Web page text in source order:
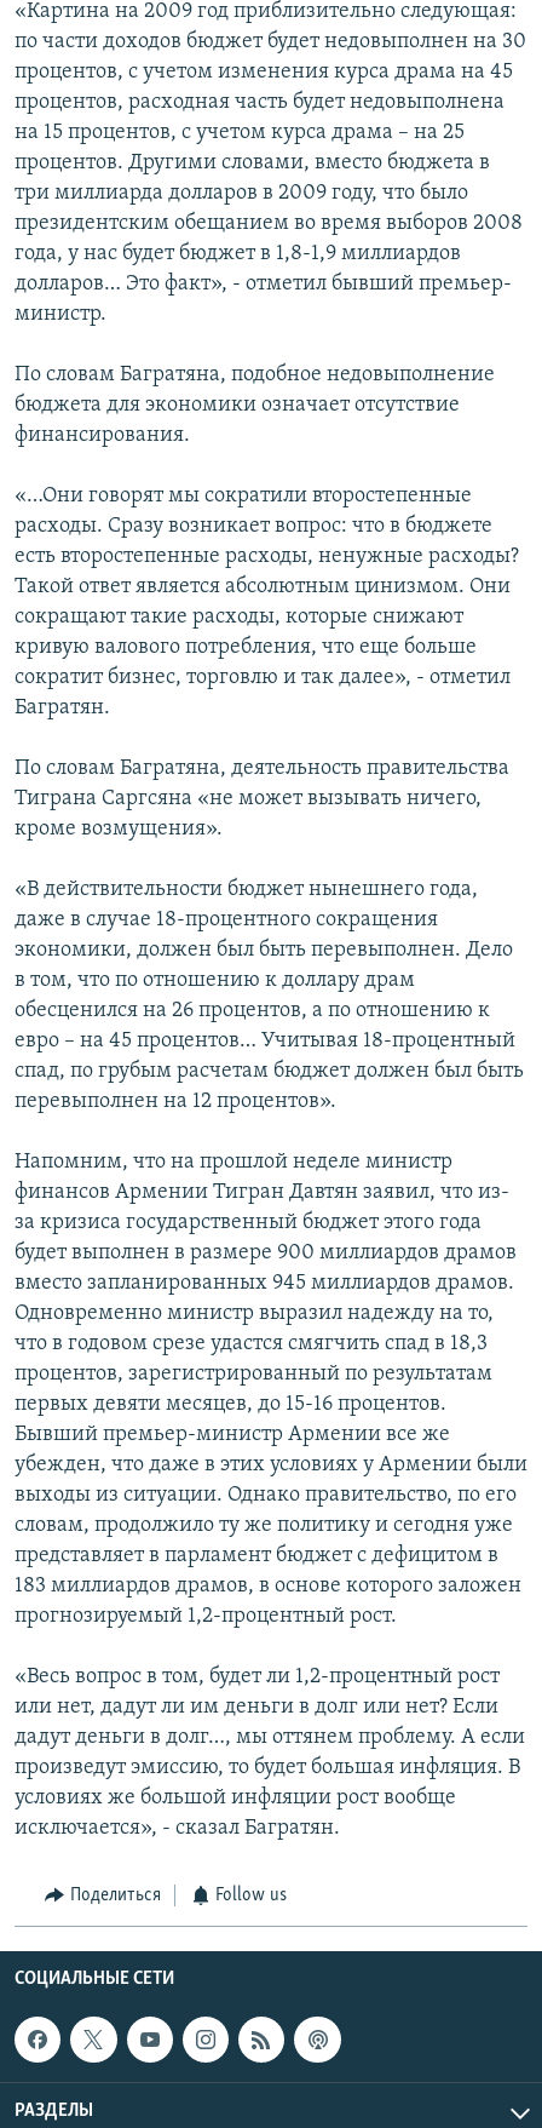
«Картина на 2009 год приблизительно следующая:
по части доходов бюджет будет недовыполнен на 30
процентов, с учетом изменения курса драма на 45
процентов, расходная часть будет недовыполнена
на 15 процентов, с учетом курса драма – на 25
процентов. Другими словами, вместо бюджета в
три миллиарда долларов в 2009 году, что было
президентским обещанием во время выборов 2008
года, у нас будет бюджет в 1,8-1,9 миллиардов
долларов… Это факт», - отметил бывший премьер-
министр.
По словам Багратяна, подобное недовыполнение
бюджета для экономики означает отсутствие
финансирования.
«…Они говорят мы сократили второстепенные
расходы. Сразу возникает вопрос: что в бюджете
есть второстепенные расходы, ненужные расходы?
Такой ответ является абсолютным цинизмом. Они
сокращают такие расходы, которые снижают
кривую валового потребления, что еще больше
сократит бизнес, торговлю и так далее», - отметил
Багратян.
По словам Багратяна, деятельность правительства
Тиграна Саргсяна «не может вызывать ничего,
кроме возмущения».
«В действительности бюджет нынешнего года,
даже в случае 18-процентного сокращения
экономики, должен был быть перевыполнен. Дело
в том, что по отношению к доллару драм
обесценился на 26 процентов, а по отношению к
евро – на 45 процентов… Учитывая 18-процентный
спад, по грубым расчетам бюджет должен был быть
перевыполнен на 12 процентов».
Напомним, что на прошлой неделе министр
финансов Армении Тигран Давтян заявил, что из-
за кризиса государственный бюджет этого года
будет выполнен в размере 900 миллиардов драмов
вместо запланированных 945 миллиардов драмов.
Одновременно министр выразил надежду на то,
что в годовом срезе удастся смягчить спад в 18,3
процентов, зарегистрированный по результатам
первых девяти месяцев, до 15-16 процентов.
Бывший премьер-министр Армении все же
убежден, что даже в этих условиях у Армении были
выходы из ситуации. Однако правительство, по его
словам, продолжило ту же политику и сегодня уже
представляет в парламент бюджет с дефицитом в
183 миллиардов драмов, в основе которого заложен
прогнозируемый 1,2-процентный рост.
«Весь вопрос в том, будет ли 1,2-процентный рост
или нет, дадут ли им деньги в долг или нет? Если
дадут деньги в долг…, мы оттянем проблему. А если
произведут эмиссию, то будет большая инфляция. В
условиях же большой инфляции рост вообще
исключается», - сказал Багратян.
Поделиться Follow us
СОЦИАЛЬНЫЕ СЕТИ
РАЗДЕЛЫ